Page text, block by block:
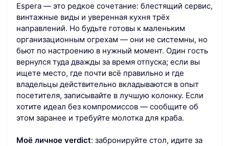
Espera — это редкое сочетание: блестящий сервис,
винтажные виды и уверенная кухня трёх
направлений. Но будьте готовы к маленьким
организационным огрехам — они не системны, но
бьют по настроению в нужный момент. Один гость
вернулся туда дважды за время отпуска; если вы
ищете место, где почти всё правильно и где
владельцы действительно вкладываются в опыт
посетителя, записывайте в лучшую колонку. Если
хотите идеал без компромиссов — сообщите об
этом заранее и требуйте молотка для краба.
Моё личное verdict: забронируйте стол, идите за